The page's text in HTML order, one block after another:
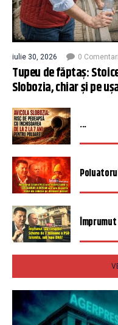
iulie 30, 2026 0
Tupeu de făptaș:
Slobozia, chiar și pe
...
Împrumut